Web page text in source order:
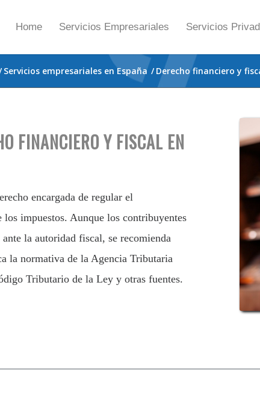
Home Servicios Empresariales Servicios
Servicios empresariales en España / Derecho financiero y
FINANCIERO Y FISCAL EN
encargada de regular el
impuestos. Aunque los contribuyentes
la autoridad fiscal, se recomienda
la normativa de la Agencia Tributaria
Tributario de la Ley y otras fuentes.